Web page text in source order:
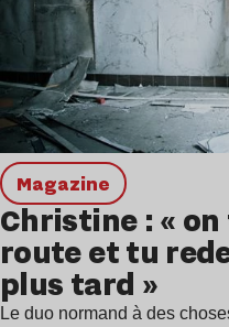
magazine
Christine : «
route et tu
plus tard »
Le duo normand à des